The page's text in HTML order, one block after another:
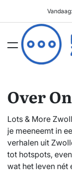
inhoud
More
Over
Lots & More
je meeneemt in
verhalen uit
tot hotspots,
wat het leven nét